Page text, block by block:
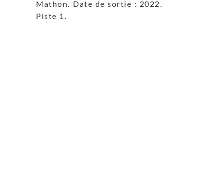
Mathon. Date de sortie : 2022.
Piste 1.